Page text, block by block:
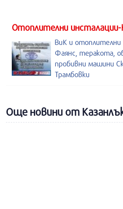
Отоплителни
ВиК и
Фаянс, теракота,
пробивни машини
Трамбовки
Още новини от